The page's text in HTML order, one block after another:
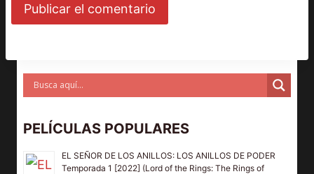
PELÍCULAS POPULARES
EL SEÑOR DE LOS ANILLOS: LOS ANILLOS DE PODER
Temporada 1 [2022] (Lord of the Rings: The Rings of